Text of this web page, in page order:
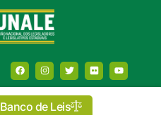
Banco de Leis